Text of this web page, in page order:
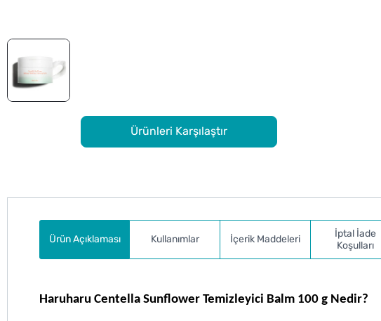
Ürünleri Karşılaştır
Ürün Açıklaması Kullanımlar İçerik Maddeleri
İptal İade
Koşulları
Haruharu Centella Sunflower Temizleyici Balm 100 g Nedir?